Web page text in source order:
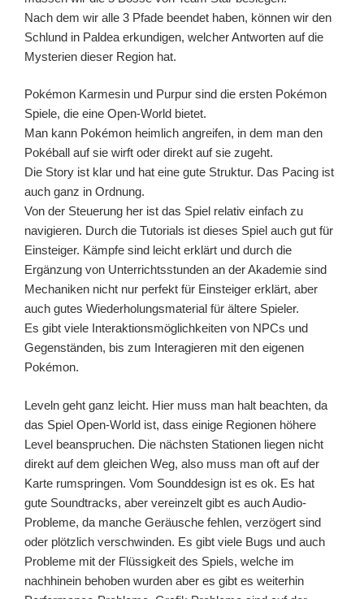
Nach dem wir alle 3 Pfade beendet haben, können wir den
Schlund in Paldea erkundigen, welcher Antworten auf die
Mysterien dieser Region hat.
Pokémon Karmesin und Purpur sind die ersten Pokémon
Spiele, die eine Open-World bietet.
Man kann Pokémon heimlich angreifen, in dem man den
Pokéball auf sie wirft oder direkt auf sie zugeht.
Die Story ist klar und hat eine gute Struktur. Das Pacing ist
auch ganz in Ordnung.
Von der Steuerung her ist das Spiel relativ einfach zu
navigieren. Durch die Tutorials ist dieses Spiel auch gut für
Einsteiger. Kämpfe sind leicht erklärt und durch die
Ergänzung von Unterrichtsstunden an der Akademie sind
Mechaniken nicht nur perfekt für Einsteiger erklärt, aber
auch gutes Wiederholungsmaterial für ältere Spieler.
Es gibt viele Interaktionsmöglichkeiten von NPCs und
Gegenständen, bis zum Interagieren mit den eigenen
Pokémon.
Leveln geht ganz leicht. Hier muss man halt beachten, da
das Spiel Open-World ist, dass einige Regionen höhere
Level beanspruchen. Die nächsten Stationen liegen nicht
direkt auf dem gleichen Weg, also muss man oft auf der
Karte rumspringen. Vom Sounddesign ist es ok. Es hat
gute Soundtracks, aber vereinzelt gibt es auch Audio-
Probleme, da manche Geräusche fehlen, verzögert sind
oder plötzlich verschwinden. Es gibt viele Bugs und auch
Probleme mit der Flüssigkeit des Spiels, welche im
nachhinein behoben wurden aber es gibt es weiterhin